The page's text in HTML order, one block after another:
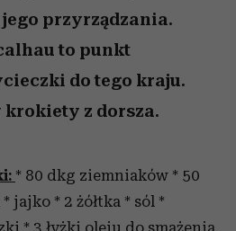
przyrządzania.
to punkt
do tego kraju.
z dorsza.
* 80 dkg ziemniaków * 50
jajko * 2 żółtka * sól *
* 3 łyżki oleju do smażenia